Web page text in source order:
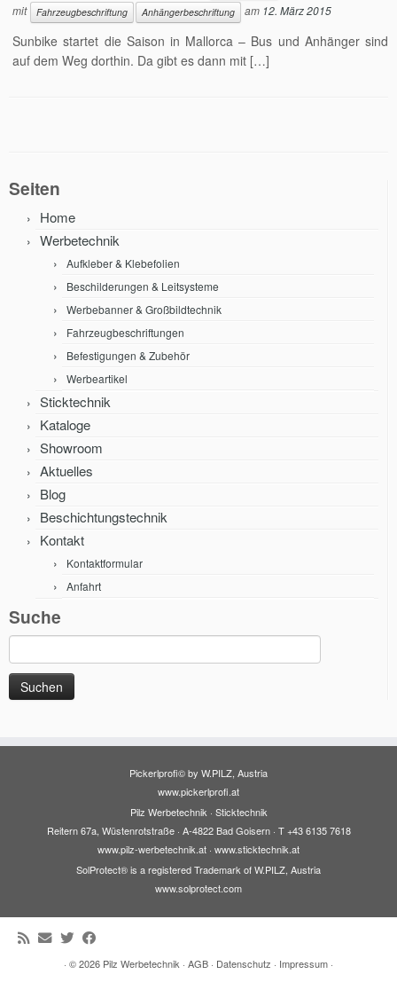
mit
Fahrzeugbeschriftung Anhängerbeschriftung am 12. März 2015
Sunbike startet die Saison in Mallorca – Bus und Anhänger sind
auf dem Weg dorthin. Da gibt es dann mit […]
Seiten
Home
Werbetechnik
Aufkleber & Klebefolien
Beschilderungen & Leitsysteme
Werbebanner & Großbildtechnik
Fahrzeugbeschriftungen
Befestigungen & Zubehör
Werbeartikel
Sticktechnik
Kataloge
Showroom
Aktuelles
Blog
Beschichtungstechnik
Kontakt
Kontaktformular
Anfahrt
Suche
nach:
Pickerlprofi© by W.PILZ, Austria
www.pickerlprofi.at
Pilz Werbetechnik · Sticktechnik
Reitern 67a, Wüstenrotstraße · A-4822 Bad Goisern · T +43 6135 7618
www.pilz-werbetechnik.at · www.sticktechnik.at
SolProtect® is a registered Trademark of W.PILZ, Austria
www.solprotect.com
· © 2026 Pilz Werbetechnik · AGB · Datenschutz · Impressum ·